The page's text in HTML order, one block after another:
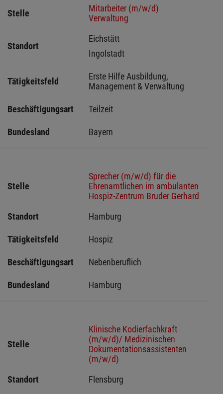
Stelle
Mitarbeiter (m/w/d)
Verwaltung
Standort
Eichstätt
Ingolstadt
Tätigkeitsfeld
Erste Hilfe Ausbildung,
Management & Verwaltung
Beschäftigungsart Teilzeit
Bundesland Bayern
Stelle
Sprecher (m/w/d) für die
Ehrenamtlichen im ambulanten
Hospiz-Zentrum Bruder Gerhard
Standort
Hamburg
Tätigkeitsfeld Hospiz
Beschäftigungsart Nebenberuflich
Bundesland Hamburg
Stelle
Klinische Kodierfachkraft
(m/w/d)/ Medizinischen
Dokumentationsassistenten
(m/w/d)
Standort
Flensburg